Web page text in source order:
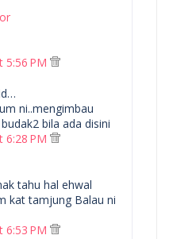
5:56 PM
ni..mengimbau
bila ada disini
6:28 PM
tahu hal ehwal
kat tamjung Balau ni
6:53 PM